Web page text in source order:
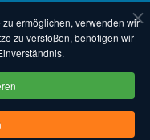
Quality Web
vorbehalten.
ermöglichen, verwenden wir
zu verstoßen, benötigen wir